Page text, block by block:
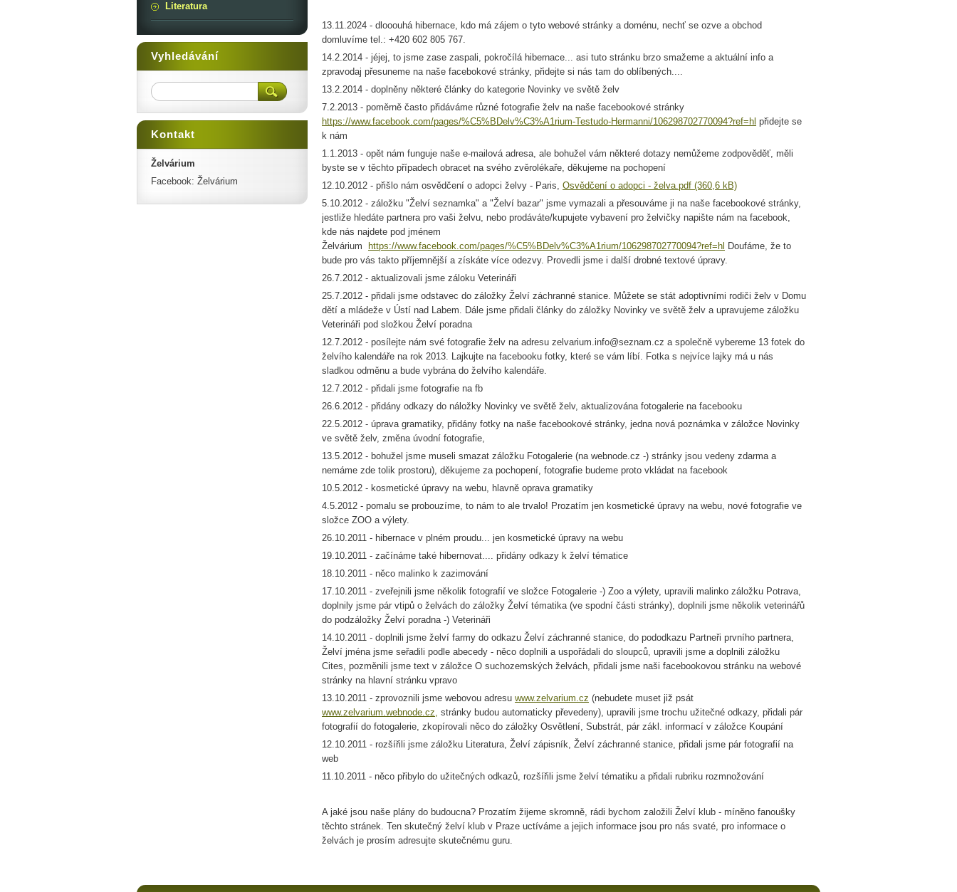
13.11.2024 - dlooouhá hibernace, kdo má zájem o tyto webové stránky a doménu, nechť se ozve a obchod
domluvíme tel.: +420 602 805 767.
14.2.2014 - jéjej, to jsme zase zaspali, pokročílá hibernace... asi tuto stránku brzo smažeme a aktuální info a
zpravodaj přesuneme na naše facebokové stránky, přidejte si nás tam do oblíbených....
13.2.2014 - doplněny některé články do kategorie Novinky ve světě želv
7.2.2013 - poměrně často přidáváme různé fotografie želv na naše facebookové stránky
https://www.facebook.com/pages/%C5%BDelv%C3%A1rium-Testudo-Hermanni/106298702770094?ref=hl přidejte se
k nám
1.1.2013 - opět nám funguje naše e-mailová adresa, ale bohužel vám některé dotazy nemůžeme zodpověděť, měli
byste se v těchto případech obracet na svého zvěrolékaře, děkujeme na pochopení
12.10.2012 - přišlo nám osvědčení o adopci želvy - Paris, Osvědčení o adopci - želva.pdf (360,6 kB)
5.10.2012 - záložku "Želví seznamka" a "Želví bazar" jsme vymazali a přesouváme ji na naše facebookové stránky,
jestliže hledáte partnera pro vaši želvu, nebo prodáváte/kupujete vybavení pro želvičky napište nám na facebook,
kde nás najdete pod jménem
Želvárium
https://www.facebook.com/pages/%C5%BDelv%C3%A1rium/106298702770094?ref=hl Doufáme, že to
bude pro vás takto příjemnější a získáte více odezvy. Provedli jsme i další drobné textové úpravy.
26.7.2012 - aktualizovali jsme záloku Veterináři
25.7.2012 - přidali jsme odstavec do záložky Želví záchranné stanice. Můžete se stát adoptivními rodiči želv v Domu
dětí a mládeže v Ústí nad Labem. Dále jsme přidali články do záložky Novinky ve světě želv a upravujeme záložku
Veterináři pod složkou Želví poradna
12.7.2012 - posílejte nám své fotografie želv na adresu zelvarium.info@seznam.cz a společně vybereme 13 fotek do
želvího kalendáře na rok 2013. Lajkujte na facebooku fotky, které se vám líbí. Fotka s nejvíce lajky má u nás
sladkou odměnu a bude vybrána do želvího kalendáře.
12.7.2012 - přidali jsme fotografie na fb
26.6.2012 - přidány odkazy do náložky Novinky ve světě želv, aktualizována fotogalerie na facebooku
22.5.2012 - úprava gramatiky, přidány fotky na naše facebookové stránky, jedna nová poznámka v záložce Novinky
ve světě želv, změna úvodní fotografie,
13.5.2012 - bohužel jsme museli smazat záložku Fotogalerie (na webnode.cz -) stránky jsou vedeny zdarma a
nemáme zde tolik prostoru), děkujeme za pochopení, fotografie budeme proto vkládat na facebook
10.5.2012 - kosmetické úpravy na webu, hlavně oprava gramatiky
4.5.2012 - pomalu se probouzíme, to nám to ale trvalo! Prozatím jen kosmetické úpravy na webu, nové fotografie ve
složce ZOO a výlety.
26.10.2011 - hibernace v plném proudu... jen kosmetické úpravy na webu
19.10.2011 - začínáme také hibernovat.... přidány odkazy k želví tématice
18.10.2011 - něco malinko k zazimování
17.10.2011 - zveřejnili jsme několik fotografií ve složce Fotogalerie -) Zoo a výlety, upravili malinko záložku Potrava,
doplnily jsme pár vtipů o želvách do záložky Želví tématika (ve spodní části stránky), doplnili jsme několik veterinářů
do podzáložky Želví poradna -) Veterináři
14.10.2011 - doplnili jsme želví farmy do odkazu Želví záchranné stanice, do pododkazu Partneři prvního partnera,
Želví jména jsme seřadili podle abecedy - něco doplnili a uspořádali do sloupců, upravili jsme a doplnili záložku
Cites, pozměnili jsme text v záložce O suchozemských želvách, přidali jsme naši facebookovou stránku na webové
stránky na hlavní stránku vpravo
13.10.2011 - zprovoznili jsme webovou adresu www.zelvarium.cz (nebudete muset již psát
www.zelvarium.webnode.cz, stránky budou automaticky převedeny), upravili jsme trochu užitečné odkazy, přidali pár
fotografií do fotogalerie, zkopírovali něco do záložky Osvětlení, Substrát, pár zákl. informací v záložce Koupání
12.10.2011 - rozšířili jsme záložku Literatura, Želví zápisník, Želví záchranné stanice, přidali jsme pár fotografií na
web
11.10.2011 - něco přibylo do užitečných odkazů, rozšířili jsme želví tématiku a přidali rubriku rozmnožování
A jaké jsou naše plány do budoucna? Prozatím žijeme skromně, rádi bychom založili Želví klub - míněno fanoušky
těchto stránek. Ten skutečný želví klub v Praze uctíváme a jejich informace jsou pro nás svaté, pro informace o
želvách je prosím adresujte skutečnému guru.
Literatura
Vyhledávání
Kontakt
Želvárium
Facebook: Želvárium